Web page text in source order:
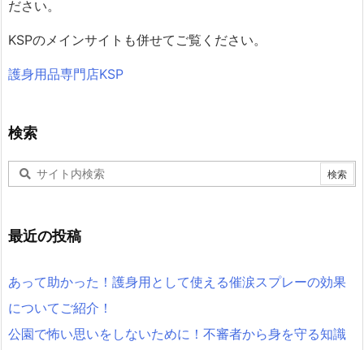
ださい。
KSPのメインサイトも併せてご覧ください。
護身用品専門店KSP
検索
最近の投稿
あって助かった！護身用として使える催涙スプレーの効果
についてご紹介！
公園で怖い思いをしないために！不審者から身を守る知識